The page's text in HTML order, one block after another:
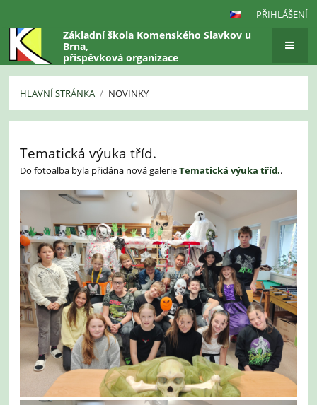
PŘIHLÁŠENÍ
Základní škola Komenského Slavkov u
Brna,
příspěvková organizace
HLAVNÍ STRÁNKA / NOVINKY
Tematická výuka tříd.
Do fotoalba byla přidána nová galerieTematická výuka tříd..